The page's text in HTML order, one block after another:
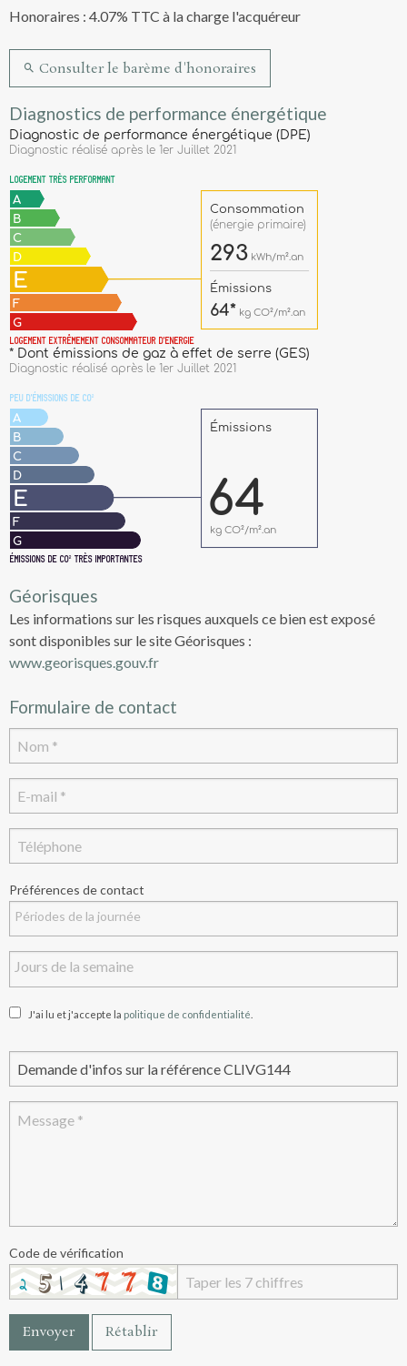
Honoraires : 4.07% TTC à la charge l'acquéreur
Consulter le barème d'honoraires
Diagnostics de performance énergétique
Géorisques
Les informations sur les risques auxquels ce bien est exposé
sont disponibles sur le site Géorisques :
www.georisques.gouv.fr
Formulaire de contact
Préférences de contact
J'ai lu et j'accepte la politique de confidentialité
Code de vérification
Envoyer Rétablir